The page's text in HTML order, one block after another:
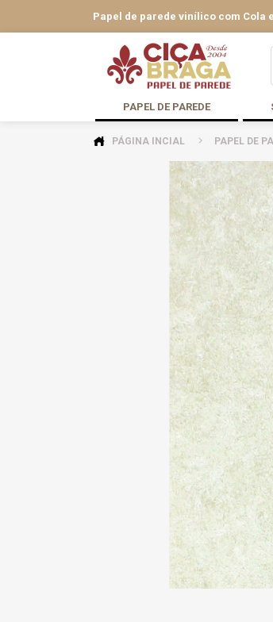
Papel de parede vinílico com Cola
PAPEL DE PAREDE
PÁGINA INCIAL PAPEL DE